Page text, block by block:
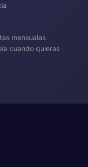
mensuales
cuando quieras